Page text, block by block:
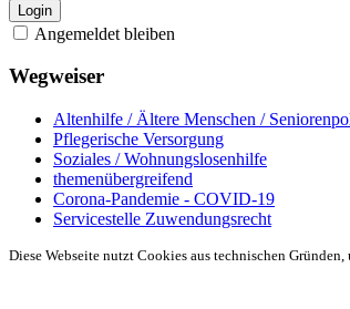
Login
Angemeldet bleiben
Wegweiser
Altenhilfe / Ältere Menschen /
Pflegerische Versorgung
Soziales / Wohnungslosenhilfe
themenübergreifend
Corona-Pandemie - COVID-19
Servicestelle Zuwendungsrecht
Diese Webseite nutzt Cookies aus technischen